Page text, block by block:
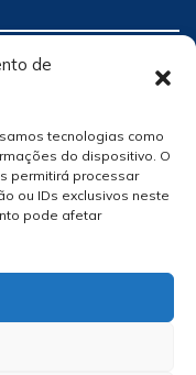
de
tecnologias como
do dispositivo. O
permitirá processar
ou IDs exclusivos neste
pode afetar